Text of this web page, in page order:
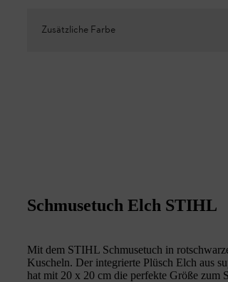
Zusätzliche Farbe
Schmusetuch Elch STIHL
Mit dem STIHL Schmusetuch in
Kuscheln. Der integrierte Plüsch Elch aus
hat mit 20 x 20 cm die perfekte Größe zum